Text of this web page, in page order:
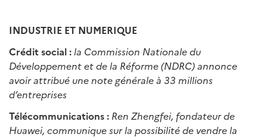
INDUSTRIE ET NUMERIQUE
Crédit social : la Commission Nationale du
Développement et de la Réforme (NDRC) annonce
avoir attribué une note générale à 33 millions
d’entreprises
Télécommunications : Ren Zhengfei, fondateur de
Huawei, communique sur la possibilité de vendre la